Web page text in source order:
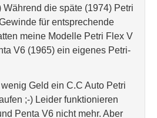
Während die späte (1974) Petri
für entsprechende
meine Modelle Petri Flex V
V6 (1965) ein eigenes Petri-
Geld ein C.C Auto Petri
;-) Leider funktionieren
Penta V6 nicht mehr. Aber